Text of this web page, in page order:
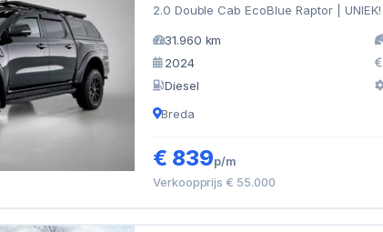
2.0 Double Cab EcoBlue Raptor | UNIEK! |
31.960 km
2024
Diesel
Breda
€ 839p/m
Verkoopprijs € 55.000